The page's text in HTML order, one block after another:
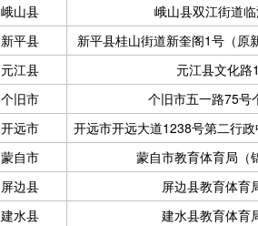
峨山县 峨山县双江街道
新平县 新平县桂山街道新奎阁1号（原
元江县 元江县文化路
个旧市 个旧市五一路75号
开远市 开远市开远大道1238号第二行
蒙自市 蒙自市教育体育局（
屏边县 屏边县教育体育
建水县 建水县教育体育